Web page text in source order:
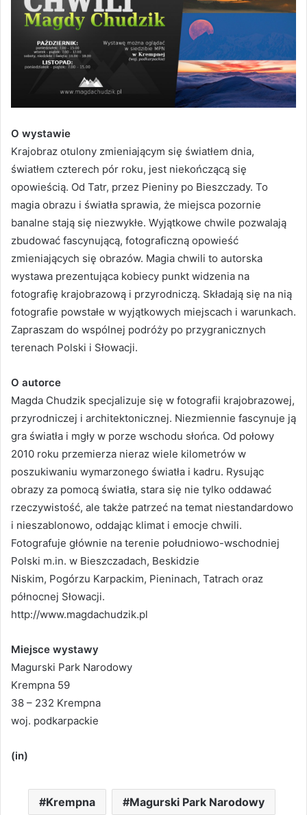
O wystawie
Krajobraz otulony zmieniającym się światłem dnia,
światłem czterech pór roku, jest niekończącą się
opowieścią. Od Tatr, przez Pieniny po Bieszczady. To
magia obrazu i światła sprawia, że miejsca pozornie
banalne stają się niezwykłe. Wyjątkowe chwile pozwalają
zbudować fascynującą, fotograficzną opowieść
zmieniających się obrazów. Magia chwili to autorska
wystawa prezentująca kobiecy punkt widzenia na
fotografię krajobrazową i przyrodniczą. Składają się na nią
fotografie powstałe w wyjątkowych miejscach i warunkach.
Zapraszam do wspólnej podróży po przygranicznych
terenach Polski i Słowacji.
O autorce
Magda Chudzik specjalizuje się w fotografii krajobrazowej,
przyrodniczej i architektonicznej. Niezmiennie fascynuje ją
gra światła i mgły w porze wschodu słońca. Od połowy
2010 roku przemierza nieraz wiele kilometrów w
poszukiwaniu wymarzonego światła i kadru. Rysując
obrazy za pomocą światła, stara się nie tylko oddawać
rzeczywistość, ale także patrzeć na temat niestandardowo
i nieszablonowo, oddając klimat i emocje chwili.
Fotografuje głównie na terenie południowo-wschodniej
Polski m.in. w Bieszczadach, Beskidzie
Niskim, Pogórzu Karpackim, Pieninach, Tatrach oraz
północnej Słowacji.
http://www.magdachudzik.pl
Miejsce wystawy
Magurski Park Narodowy
Krempna 59
38 – 232 Krempna
woj. podkarpackie
(in)
Krempna Magurski Park Narodowy